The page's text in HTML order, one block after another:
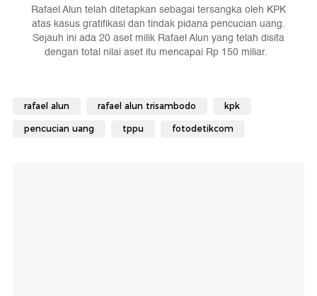
Rafael Alun telah ditetapkan sebagai tersangka oleh KPK
atas kasus gratifikasi dan tindak pidana pencucian uang.
Sejauh ini ada 20 aset milik Rafael Alun yang telah disita
dengan total nilai aset itu mencapai Rp 150 miliar.
rafael alun rafael alun trisambodo kpk
pencucian uang tppu fotodetikcom